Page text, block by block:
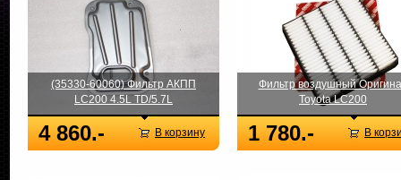
(35330-60060) Фильтр АКПП
LC200 4.5L TD/5.7L
4 860.- В корзину
Фильтр воздушный
Toyota LC200
1 780.- В